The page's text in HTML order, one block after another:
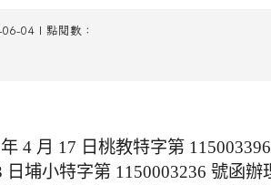
04 | 點閱數：
4 月 17 日桃教特字第
日埔小特字第 1150003236 號函辦